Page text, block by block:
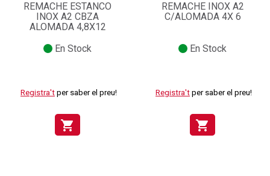
REMACHE ESTANCO
INOX A2 CBZA
ALOMADA 4,8X12
En Stock
Registra't per saber el preu!
shopping_cart
REMACHE INOX A2
C/ALOMADA 4X 6
En Stock
Registra't per saber el preu!
shopping_cart